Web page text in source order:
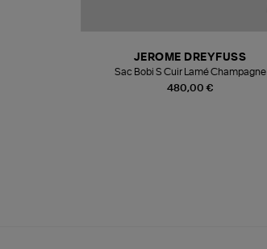
480,00 €
JEROME DREYFUSS
Sac Bobi S Cuir Lamé Champagne